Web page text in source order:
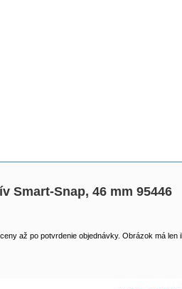
Smart-Snap, 46 mm 95446
až po potvrdenie objednávky. Obrázok má len